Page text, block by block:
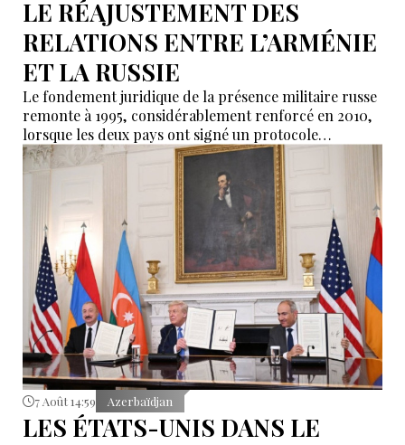
LE RÉAJUSTEMENT DES
RELATIONS ENTRE L’ARMÉNIE
ET LA RUSSIE
Le fondement juridique de la présence militaire russe
remonte à 1995, considérablement renforcé en 2010,
lorsque les deux pays ont signé un protocole
additionnel prolongeant sa validité jusqu’en 2044.
7 Août 14:59 Azerbaïdjan
LES ÉTATS-UNIS DANS LE